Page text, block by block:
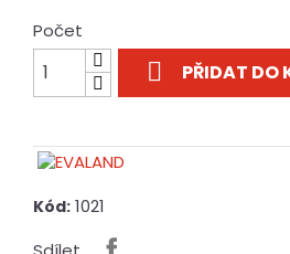
Počet
 PŘIDAT DO
Kód: 1021